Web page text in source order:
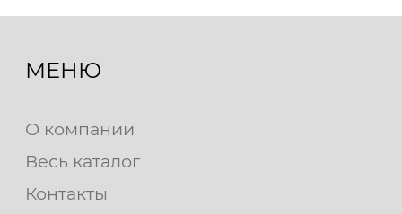
МЕНЮ
О компании
Весь каталог
Контакты